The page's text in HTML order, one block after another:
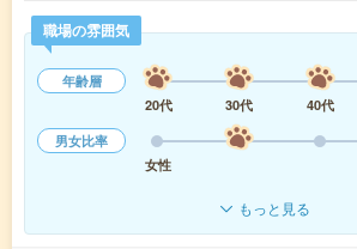
職場の雰囲気
年齢層
20代
30代 40代
男女比率
女性
もっと見る